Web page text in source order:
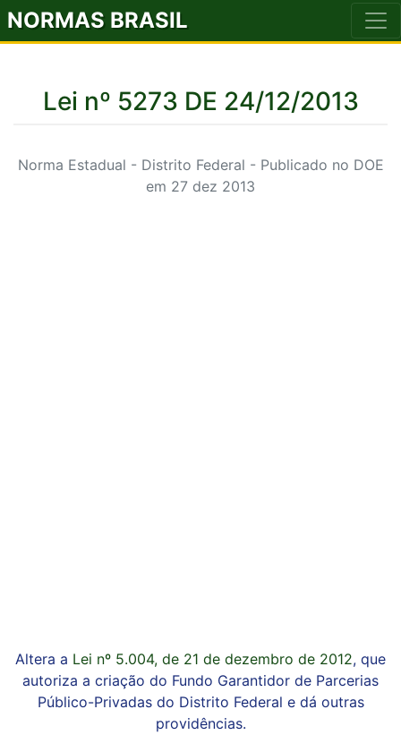
NORMAS BRASIL
Lei nº 5273 DE 24/12/2013
Norma Estadual - Distrito Federal - Publicado no DOE
em 27 dez 2013
Altera a Lei nº 5.004, de 21 de dezembro de 2012, que
autoriza a criação do Fundo Garantidor de Parcerias
Público-Privadas do Distrito Federal e dá outras
providências.